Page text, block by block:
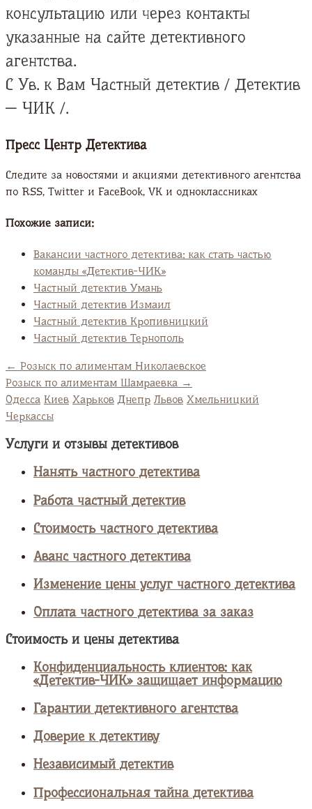
консультацию или через контакты
указанные на сайте детективного
агентства.
С Ув. к Вам Частный детектив / Детектив
— ЧИК /.
Пресс Центр Детектива
Следите за новостями и акциями детективного агентства
по RSS, Twitter и FaсeBook, VK и одноклассниках
Похожие записи:
Вакансии частного детектива: как стать частью
команды «Детектив-ЧИК»
Частный детектив Умань
Частный детектив Измаил
Частный детектив Кропивницкий
Частный детектив Тернополь
← Розыск по алиментам Николаевское
Розыск по алиментам Шамраевка →
Одесса Киев Харьков Днепр Львов Хмельницкий
Черкассы
Услуги и отзывы детективов
Нанять частного детектива
Работа частный детектив
Стоимость частного детектива
Аванс частного детектива
Изменение цены услуг частного детектива
Оплата частного детектива за заказ
Стоимость и цены детектива
Конфиденциальность клиентов: как
«Детектив-ЧИК» защищает информацию
Гарантии детективного агентства
Доверие к детективу
Независимый детектив
Профессиональная тайна детектива